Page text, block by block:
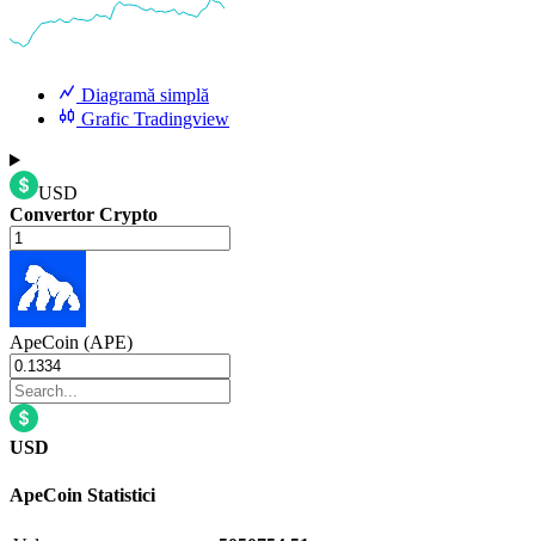
Diagramă simplă
Grafic Tradingview
USD
Convertor Crypto
ApeCoin (APE)
USD
ApeCoin Statistici